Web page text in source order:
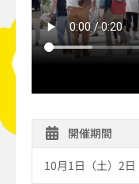
開催期間
10月1日（土）2日